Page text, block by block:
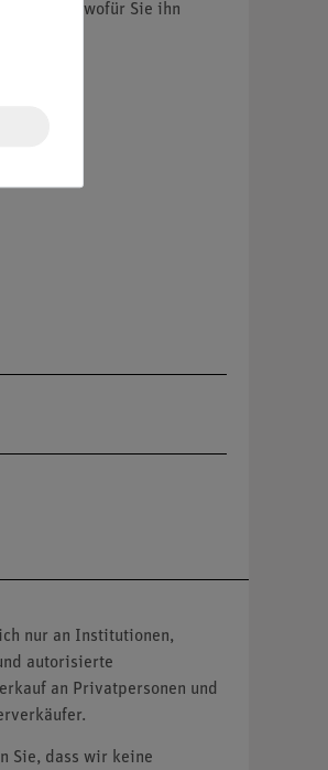
direkt, wofür Sie ihn
nur an Institutionen,
autorisierte
an Privatpersonen und
Sie, dass wir keine